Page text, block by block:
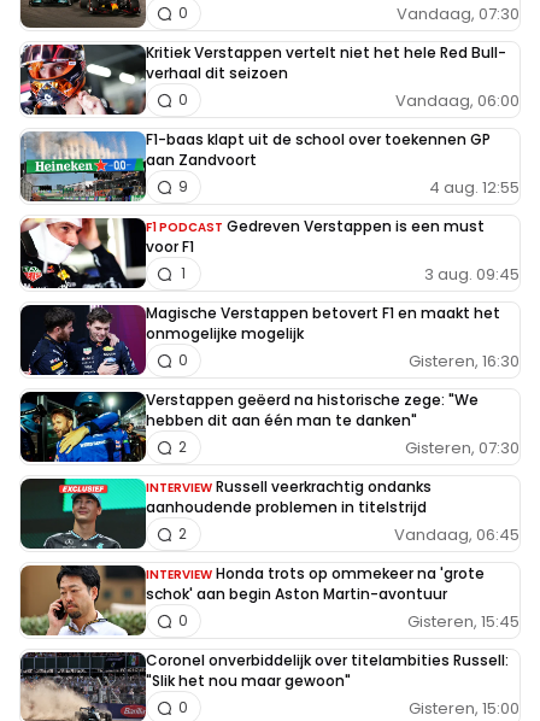
Vandaag, 07:30
0
Kritiek Verstappen vertelt niet het hele Red Bull-
verhaal dit seizoen
Vandaag, 06:00
0
F1-baas klapt uit de school over toekennen GP
aan Zandvoort
4 aug. 12:55
9
F1 PODCAST Gedreven Verstappen is een must
voor F1
3 aug. 09:45
1
Magische Verstappen betovert F1 en maakt het
onmogelijke mogelijk
Gisteren, 16:30
0
Verstappen geëerd na historische zege: "We
hebben dit aan één man te danken"
Gisteren, 07:30
2
INTERVIEW Russell veerkrachtig ondanks
aanhoudende problemen in titelstrijd
Vandaag, 06:45
2
INTERVIEW Honda trots op ommekeer na 'grote
schok' aan begin Aston Martin-avontuur
Gisteren, 15:45
0
Coronel onverbiddelijk over titelambities Russell:
"Slik het nou maar gewoon"
Gisteren, 15:00
0